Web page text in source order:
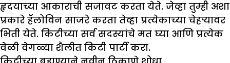
हृदयाच्या आकाराची सजावट करता येते. जेव्हा तुम्ही अशा
प्रकारे हॅलोविन साजरे करता तेव्हा प्रत्येकाच्या चेहऱ्यावर
भिती येते. किटीच्या सर्व सदस्यांचे मत घ्या आणि प्रत्येक
वेळी वेगळ्या शैलीत किटी पार्टी करा.